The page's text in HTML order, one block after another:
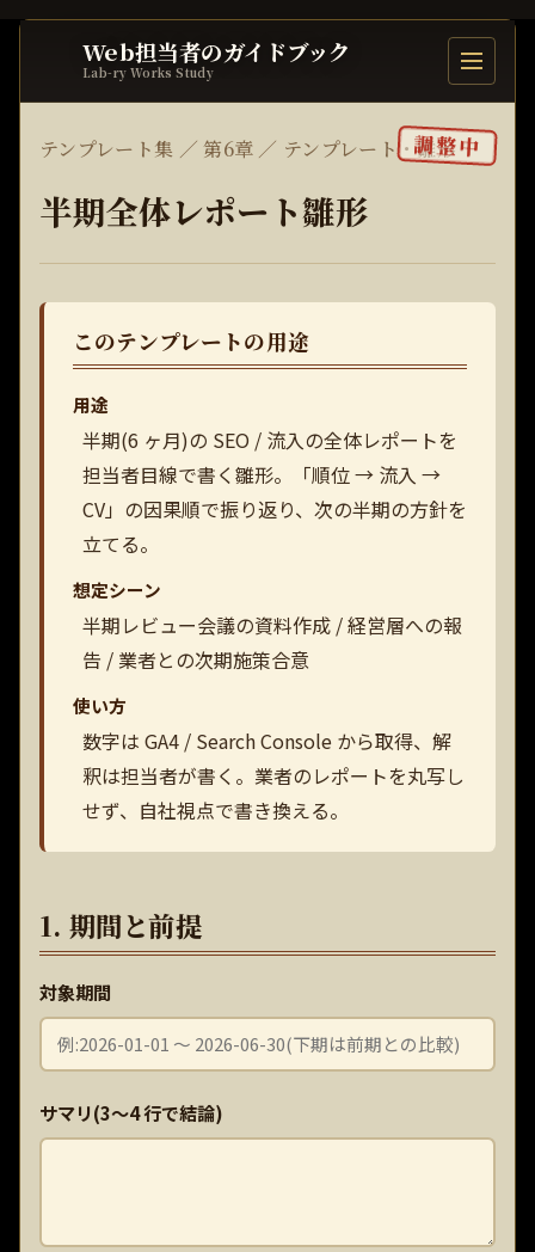
Web担当者のガイドブック
Lab-ry Works Study 目次を開
調整中
テンプレート集 ／ 第6章 ／ テンプレート・雛形
半期全体レポート雛形
このテンプレートの用途
用途
半期(6 ヶ月)の SEO / 流入の全体レポートを
担当者目線で書く雛形。「順位 → 流入 →
CV」の因果順で振り返り、次の半期の方針を
立てる。
想定シーン
半期レビュー会議の資料作成 / 経営層への報
告 / 業者との次期施策合意
使い方
数字は GA4 / Search Console から取得、解
釈は担当者が書く。業者のレポートを丸写し
せず、自社視点で書き換える。
1. 期間と前提
対象期間
サマリ(3〜4 行で結論)